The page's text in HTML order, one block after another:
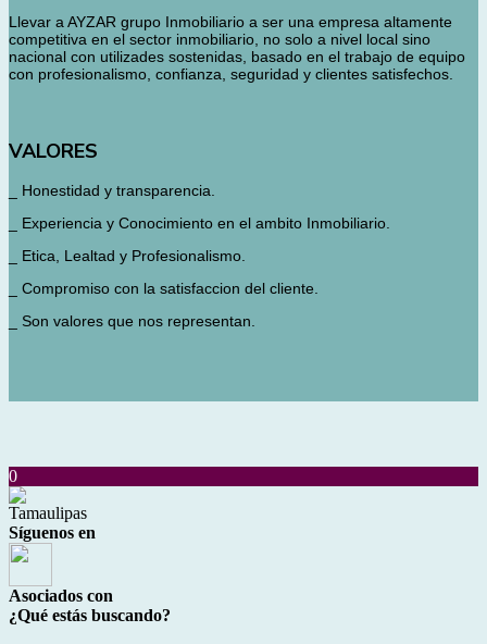
Llevar a AYZAR grupo Inmobiliario a ser una empresa altamente
competitiva en el sector inmobiliario, no solo a nivel local sino
nacional con utilizades sostenidas, basado en el trabajo de equipo
con profesionalismo, confianza, seguridad y clientes satisfechos.
VALORES
_ Honestidad y transparencia.
_ Experiencia y Conocimiento en el ambito Inmobiliario.
_ Etica, Lealtad y Profesionalismo.
_ Compromiso con la satisfaccion del cliente.
_ Son valores que nos representan.
0
Tamaulipas
Síguenos en
Asociados con
¿Qué estás buscando?